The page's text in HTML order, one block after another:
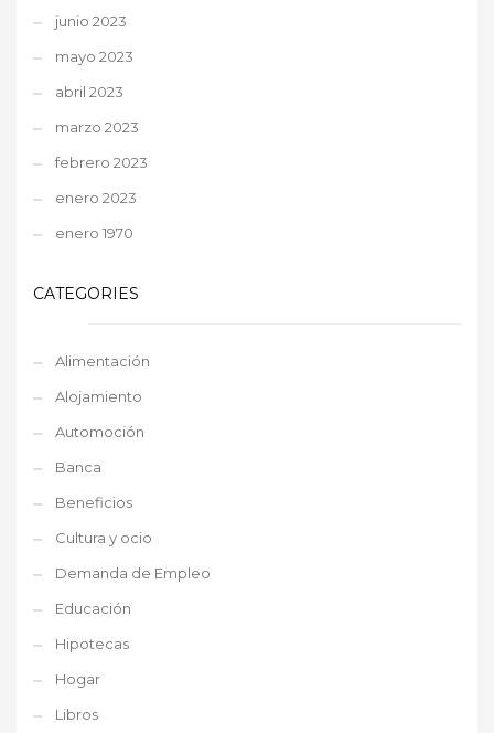
junio 2023
mayo 2023
abril 2023
marzo 2023
febrero 2023
enero 2023
enero 1970
CATEGORIES
Alimentación
Alojamiento
Automoción
Banca
Beneficios
Cultura y ocio
Demanda de Empleo
Educación
Hipotecas
Hogar
Libros